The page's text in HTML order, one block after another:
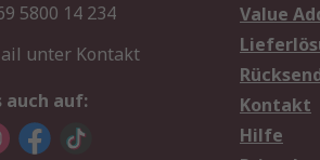
5800 14 234
unter Kontakt
auch auf:
Value
Kontakt
Hilfe